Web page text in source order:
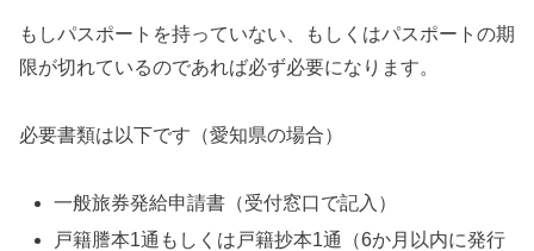
もしパスポートを持っていない、もしくはパスポートの期
限が切れているのであれば必ず必要になります。
必要書類は以下です（愛知県の場合）
一般旅券発給申請書（受付窓口で記入）
戸籍謄本1通もしくは戸籍抄本1通（6か月以内に発行